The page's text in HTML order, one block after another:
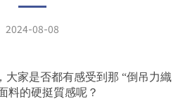
2024-08-08
大家是否都有感受到那 “倒吊力織
料的硬挺質感呢？